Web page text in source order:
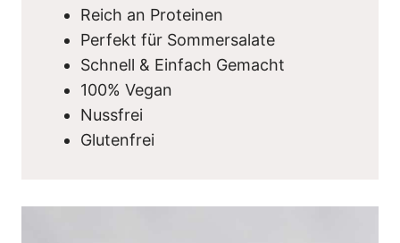
Reich an Proteinen
Perfekt für Sommersalate
Schnell & Einfach Gemacht
100% Vegan
Nussfrei
Glutenfrei